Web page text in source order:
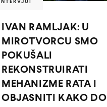
INTERVJUI
IVAN RAMLJAK: U
MIROTVORCU SMO
POKUŠALI
REKONSTRUIRATI
MEHANIZME RATA I
OBJASNITI KAKO DO